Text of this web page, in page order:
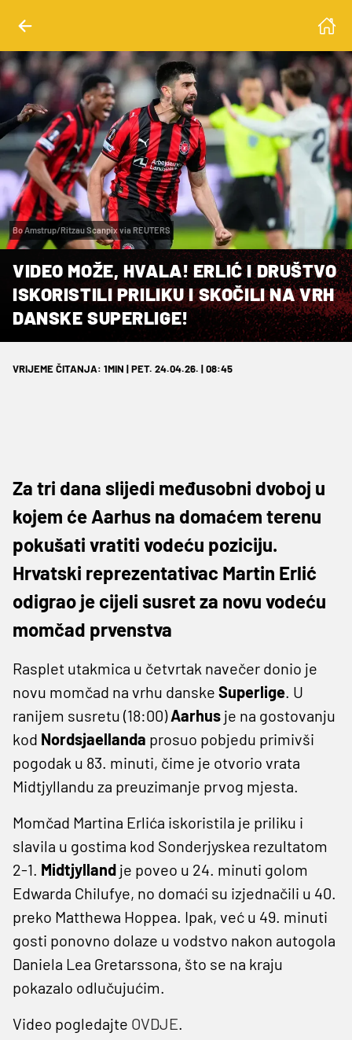
Bo Amstrup/Ritzau Scanpix via REUTERS
VIDEO MOŽE, HVALA! ERLIĆ I DRUŠTVO
ISKORISTILI PRILIKU I SKOČILI NA VRH
DANSKE SUPERLIGE!
VRIJEME ČITANJA: 1MIN | PET. 24.04.26. | 08:45
Za tri dana slijedi međusobni dvoboj u
kojem će Aarhus na domaćem terenu
pokušati vratiti vodeću poziciju.
Hrvatski reprezentativac Martin Erlić
odigrao je cijeli susret za novu vodeću
momčad prvenstva
Rasplet utakmica u četvrtak navečer donio je
novu momčad na vrhu danske Superlige. U
ranijem susretu (18:00)Aarhus je na gostovanju
kod Nordsjaellanda prosuo pobjedu primivši
pogodak u 83. minuti, čime je otvorio vrata
Midtjyllandu za preuzimanje prvog mjesta.
Momčad Martina Erlića iskoristila je priliku i
slavila u gostima kod Sonderjyskea rezultatom
2-1. Midtjylland je poveo u 24. minuti golom
Edwarda Chilufye, no domaći su izjednačili u 40.
preko Matthewa Hoppea. Ipak, već u 49. minuti
gosti ponovno dolaze u vodstvo nakon autogola
Daniela Lea Gretarssona, što se na kraju
pokazalo odlučujućim.
Video pogledajte OVDJE.